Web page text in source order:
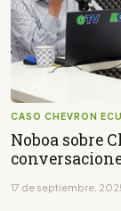
CASO CHEVRON
Noboa sobre
17 de septiembre,